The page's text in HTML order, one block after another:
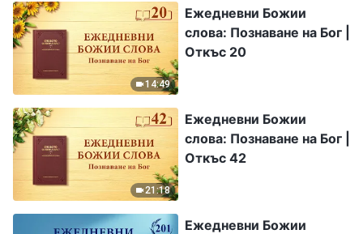
14:49
Ежедневни Божии
слова: Познаване на Бог |
Откъс 20
21:18
Ежедневни Божии
слова: Познаване на Бог |
Откъс 42
Ежедневни Божии